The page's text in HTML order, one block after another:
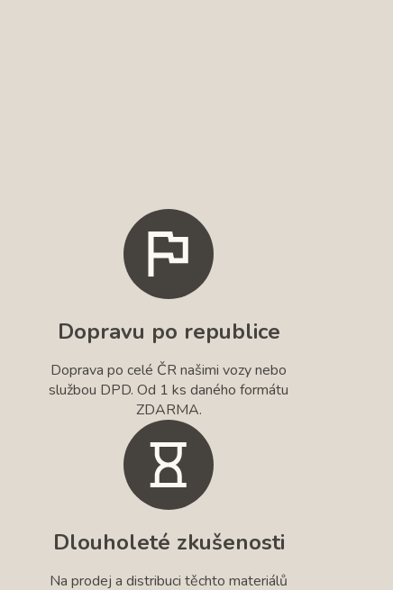
Dopravu po republice
Doprava po celé ČR našimi vozy nebo
službou DPD. Od 1 ks daného formátu
ZDARMA.
Dlouholeté zkušenosti
Na prodej a distribuci těchto materiálů